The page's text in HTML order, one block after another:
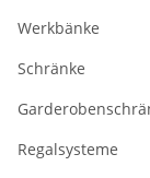
Werkbänke
Schränke
Regalsysteme